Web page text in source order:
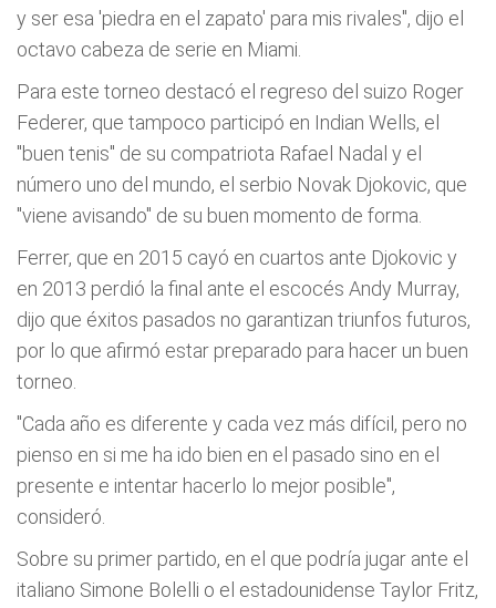
y ser esa 'piedra en el zapato' para mis rivales", dijo el
octavo cabeza de serie en Miami.
Para este torneo destacó el regreso del suizo Roger
Federer, que tampoco participó en Indian Wells, el
"buen tenis" de su compatriota Rafael Nadal y el
número uno del mundo, el serbio Novak Djokovic, que
"viene avisando" de su buen momento de forma.
Ferrer, que en 2015 cayó en cuartos ante Djokovic y
en 2013 perdió la final ante el escocés Andy Murray,
dijo que éxitos pasados no garantizan triunfos futuros,
por lo que afirmó estar preparado para hacer un buen
torneo.
"Cada año es diferente y cada vez más difícil, pero no
pienso en si me ha ido bien en el pasado sino en el
presente e intentar hacerlo lo mejor posible",
consideró.
Sobre su primer partido, en el que podría jugar ante el
italiano Simone Bolelli o el estadounidense Taylor Fritz,